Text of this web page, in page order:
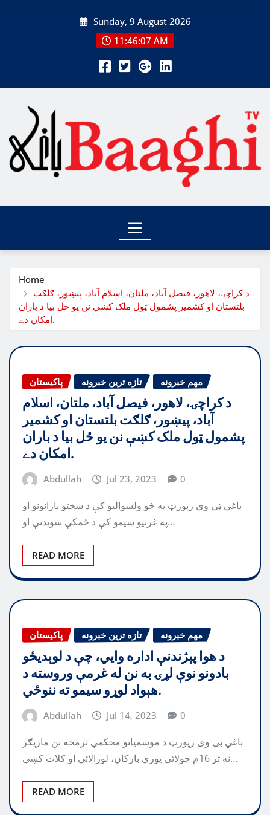
Sunday, 9 August 2026
11:46:07 AM
Home
د کراچۍ، لاهور، فيصل آباد، ملتان، اسلام آباد، پيښور، ګلګت
بلتستان او کشمير پشمول ټول ملک کښې نن يو ځل بيا د باران
امکان دے.
پاکیستان تازه ترین خبرونه مهم خبرونه
د کراچۍ، لاهور، فيصل آباد، ملتان، اسلام
آباد، پيښور، ګلګت بلتستان او کشمير
پشمول ټول ملک کښې نن يو ځل بيا د باران
امکان دے.
Abdullah Jul 23, 2023 0
باغي ټي وي رپورټ په څو ولسوالیو کې د سختو بارانونو او
په غرنیو سیمو کې د ځمکې ښویدنې او…
READ MORE
پاکیستان تازه ترین خبرونه مهم خبرونه
د هوا پېژندنې اداره وايي، چې د لوېديځو
بادونو نوې لړۍ به نن له غرمې وروسته د
هېواد لوړو سيمو ته ننوځي.
Abdullah Jul 14, 2023 0
باغي ټی وی رپورټ د موسمياتو محکمي ترمخه نن مازيګر
نه تر 16م جولائي پوري بارکان، لورالائي او کلات کښي…
READ MORE